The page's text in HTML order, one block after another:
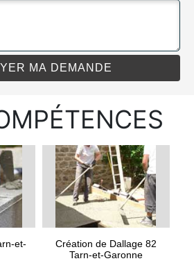
et-
Création de Dallage 82
Tarn-et-Garonne